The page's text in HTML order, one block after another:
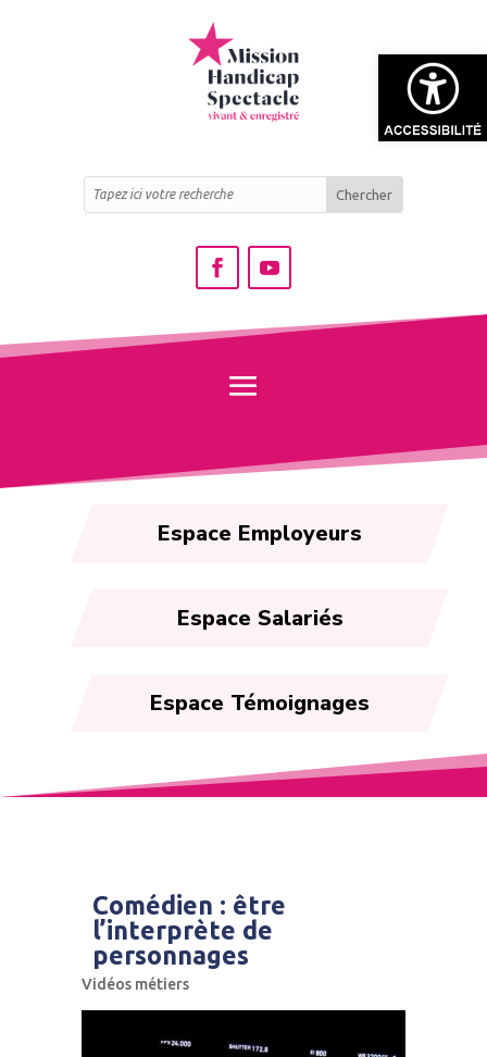
Ouvrir la
Espace Employeurs
Espace Salariés
Espace Témoignages
Comédien : être
l’interprète de
personnages
Vidéos métiers